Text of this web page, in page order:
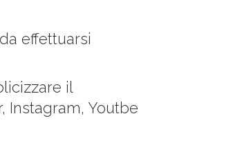
effettuarsi
il
Instagram, Youtbe